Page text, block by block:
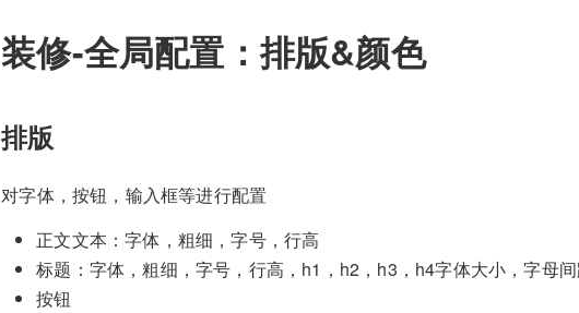
装修-全局配置：排版&颜色
排版
对字体，按钮，输入框等进行配置
正文文本：字体，粗细，字号，行高
标题：字体，粗细，字号，行高，h1，h2，h3，h4字体大小，字母
按钮